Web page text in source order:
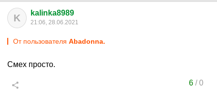
K kalinka8989
21:06, 28.06.2021
От пользователя Abadonnа.
Смех просто.
6/0